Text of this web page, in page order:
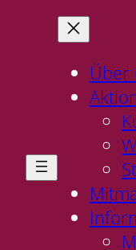
Über